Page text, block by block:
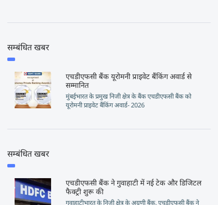
सम्बंधित खबर
एचडीएफसी बैंक यूरोमनी प्राइवेट बैंकिंग अवार्ड से
सम्मानित
मुंबईभारत के प्रमुख निजी क्षेत्र के बैंक एचडीएफसी बैंक को
यूरोमनी प्राइवेट बैंकिंग अवार्ड- 2026
सम्बंधित खबर
एचडीएफसी बैंक ने गुवाहाटी में नई टेक और डिजिटल
फैक्ट्री शुरू की
गुवाहाटीभारत के निजी क्षेत्र के अग्रणी बैंक, एचडीएफसी बैंक ने